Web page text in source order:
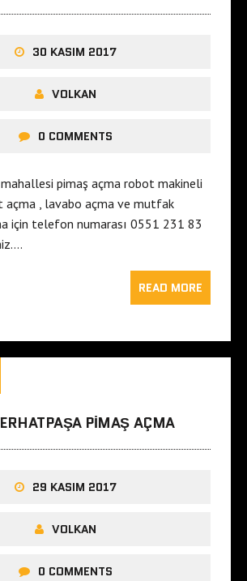
30 KASIM 2017
VOLKAN
0 COMMENTS
pimaş açma robot makineli
, lavabo açma ve mutfak
için telefon numarası 0551 231 83
READ MORE
PIMAŞ AÇMA
29 KASIM 2017
VOLKAN
0 COMMENTS